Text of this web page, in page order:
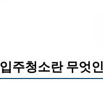
입주청소란 무엇